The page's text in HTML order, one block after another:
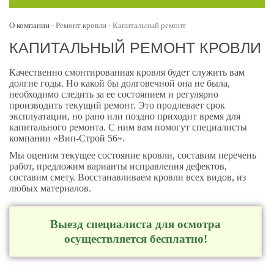
О компании - Ремонт кровли - Капитальный ремонт
КАПИТАЛЬНЫЙ РЕМОНТ КРОВЛИ
Качественно смонтированная кровля будет служить вам
долгие годы. Но какой бы долговечной она не была,
необходимо следить за ее состоянием и регулярно
производить текущий ремонт. Это продлевает срок
эксплуатации, но рано или поздно приходит время для
капитального ремонта. С ним вам помогут специалисты
компании «Вип-Строй 56».
Мы оценим текущее состояние кровли, составим перечень
работ, предложим варианты исправления дефектов,
составим смету. Восстанавливаем кровли всех видов, из
любых материалов.
Выезд специалиста для осмотра
осуществляется бесплатно!